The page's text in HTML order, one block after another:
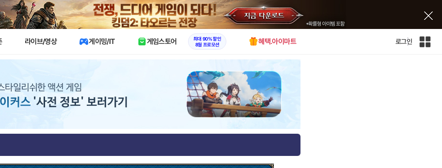
X
라이브/영상 게이밍/IT 게임스토어
최대 90% 할인
8월 프로모션
혜택.아이마트 로그인
인